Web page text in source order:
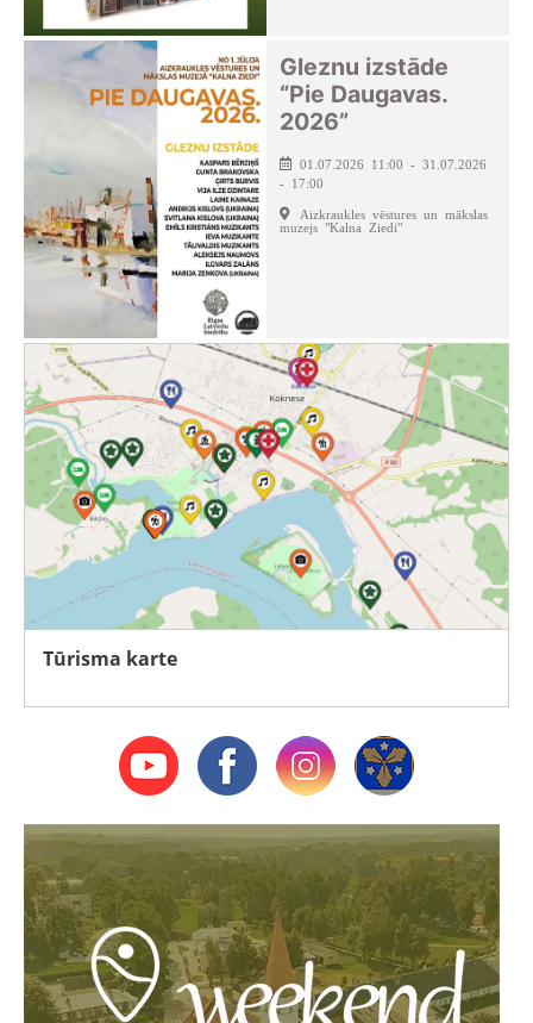
Gleznu izstāde
“Pie Daugavas.
2026”
01.07.2026 11:00 - 31.07.2026
- 17:00
Aizkraukles vēstures un mākslas
muzejs "Kalna Ziedi"
Tūrisma karte